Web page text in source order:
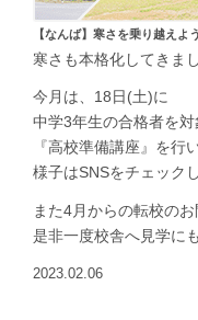
【なんば】寒さを乗り越えよ
寒さも本格化してきまし
今月は、18日(土)に
中学3年生の合格者を対
『高校準備講座』を行
様子はSNSをチェック
また4月からの転校の
是非一度校舎へ見学に
2023.02.06